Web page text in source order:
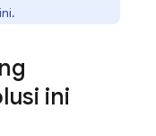
ini